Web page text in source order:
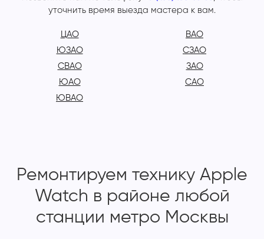
уточнить время выезда мастера к вам.
ЦАО
ЮЗАО
СВАО
ЮАО
ЮВАО
ВАО
СЗАО
ЗАО
САО
Ремонтируем технику Apple
Watch в районе любой
станции метро Москвы